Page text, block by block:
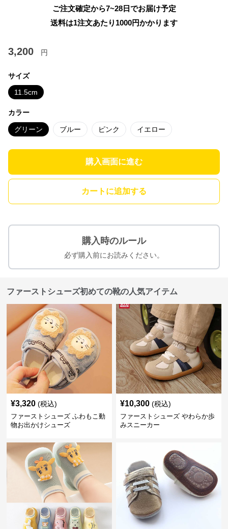
ご注文確定から7~28日でお届け予定
送料は1注文あたり 1000円かかります
3,200 円
サイズ
11.5cm
カラー
グリーン ブルー ピンク イエロー
購入画面に進む
カートに追加する
購入時のルール
必ず購入前にお読みください。
ファーストシューズ初めての靴の人気アイテム
¥3,320 (税込)
ファーストシューズ ふわもこ動
物お出かけシューズ
¥10,300 (税込)
ファーストシューズ やわらか歩
みスニーカー